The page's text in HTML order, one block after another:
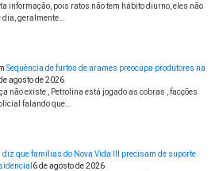
informação, pois ratos não tem hábito diurno, eles não
geralmente…
Sequência de furtos de arames preocupa produtores na
agosto de 2026
não existe , Petrolina está jogado as cobras , facções
falando que…
que famílias do Nova Vida III precisam de suporte
6 de agosto de 2026